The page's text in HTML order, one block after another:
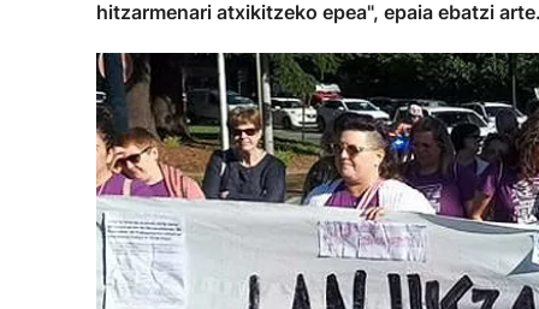
hitzarmenari atxikitzeko epea", epaia ebatzi